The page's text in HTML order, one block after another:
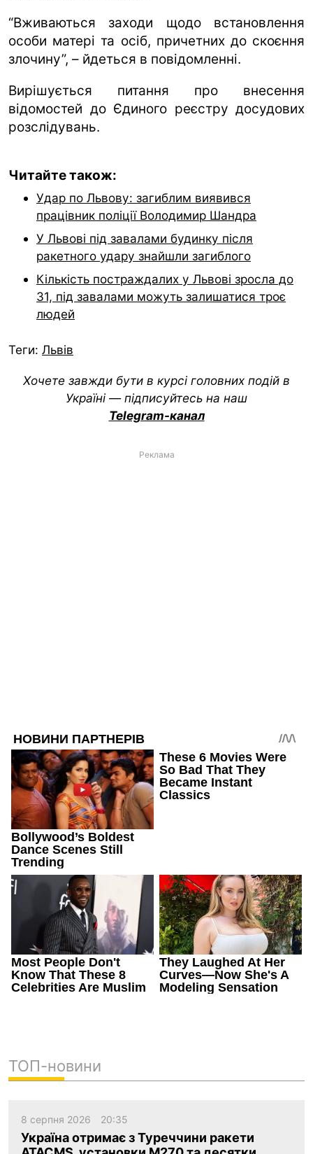
“Вживаються заходи щодо встановлення
особи матері та осіб, причетних до скоєння
злочину”, – йдеться в повідомленні.
Вирішується питання про внесення
відомостей до Єдиного реєстру досудових
розслідувань.
Читайте також:
Удар по Львову: загиблим виявився
працівник поліції Володимир Шандра
У Львові під завалами будинку після
ракетного удару знайшли загиблого
Кількість постраждалих у Львові зросла до
31, під завалами можуть залишатися троє
людей
Теги: Львів
Хочете завжди бути в курсі головних подій в
Україні — підписуйтесь на наш
Telegram-канал
Реклама
ТОП-новини
8 серпня 2026 20:35
Україна отримає з Туреччини ракети